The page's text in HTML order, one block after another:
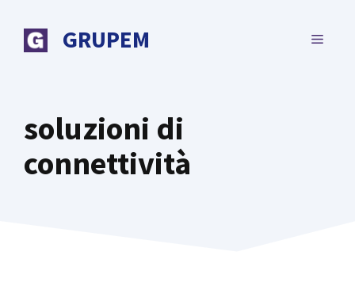
contenuto
GRUPEM MENU
soluzioni di
connettività